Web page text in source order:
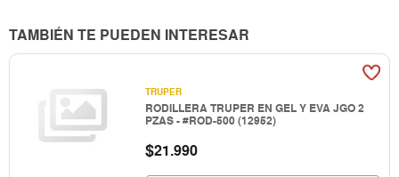
TAMBIÉN TE PUEDEN INTERESAR
TRUPER
RODILLERA TRUPER EN GEL Y EVA JGO 2
PZAS - #ROD-500 (12952)
$21.990